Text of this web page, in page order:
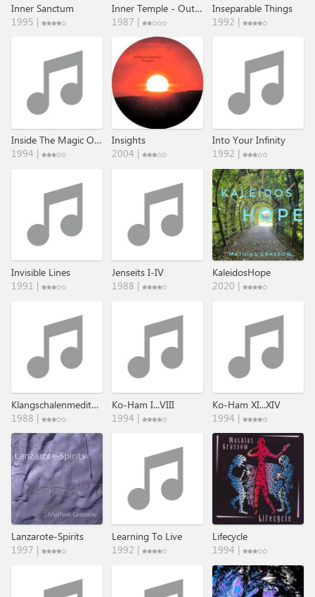
Inner Sanctum
1995 |
Inner Temple - Outer Space
1987 |
Inseparable Things
1992 |
Inside The Magic Of A Timeless Land
1994 |
Insights
2004 |
Into Your Infinity
1992 |
Invisible Lines
1991 |
Jenseits I-IV
1988 |
KaleidosHope
2020 |
Klangschalenmeditationen
1988 |
Ko-Ham I...VIII
1994 |
Ko-Ham XI...XIV
1994 |
Lanzarote-Spirits
1997 |
Learning To Live
1992 |
Lifecycle
1994 |